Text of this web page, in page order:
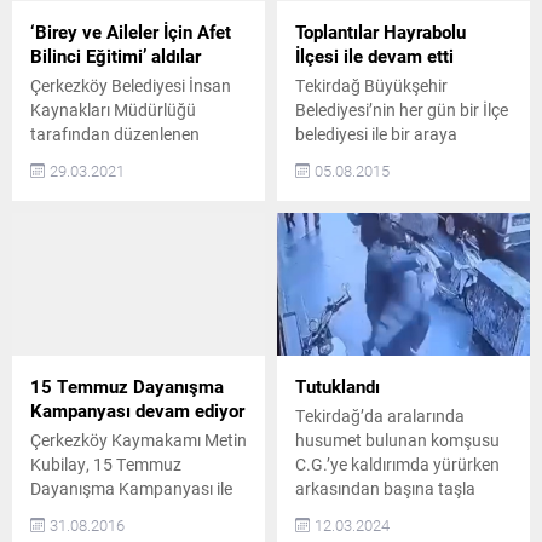
‘Birey ve Aileler İçin Afet
Bilinci Eğitimi’ aldılar
Çerkezköy Belediyesi İnsan
Kaynakları Müdürlüğü
tarafından düzenlenen
seminer ile Çerkezköy
Belediyesinde çalışan tüm
Sevinç tarafından verilen
Birey ve Aileler İçin Afet
Bilinci Eğitimi’nde afet...
29.03.2021
Toplantılar Hayrabolu
İlçesi ile devam etti
Tekirdağ Büyükşehir
Belediyesi’nin her gün bir İlçe
belediyesi ile bir araya
gelerek çalışmaların
müzakere edildiği toplantılar
devam etti. HAYRABOLU’YA
YAPILACAK YATIRIMLAR
KONUŞULDU Hayrabolu
İlçesinde yapılacak yatırımlar
ve ilçedeki çalışmaların
konuşulduğu toplantı Kadir
Albayrak başkanlığında
gerçekleşti. Düzenlenen
toplantıya Genel Sekreter
Oral Karakaya, Genel
Sekreter Yardımcıları Prof.
Dr. Tamer...
05.08.2015
15 Temmuz Dayanışma
Kampanyası devam ediyor
Çerkezköy Kaymakamı Metin
Kubilay, 15 Temmuz
Dayanışma Kampanyası ile
ilgili olarak Kaymakamlık
Makamı’nda toplantı
31.08.2016
Tutuklandı
Tekirdağ’da aralarında
husumet bulunan komşusu
C.G.’ye kaldırımda yürürken
arkasından başına taşla
vurarak ağır yaralayan N.C.
tutuklandı. Olay,
12.03.2024